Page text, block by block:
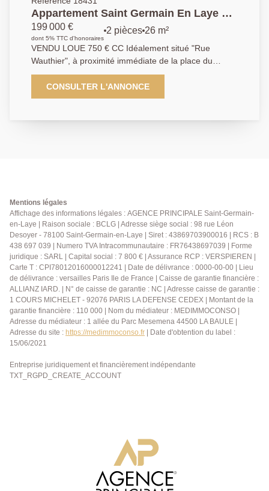
Appartement Saint Germain En Laye 2
pièces26.44 m2
199 000 €
dont 5% TTC d'honoraires
2 pièces 26 m²
VENDU LOUE 750 € CC Idéalement situé "Rue
Wauthier", à proximité immédiate de la place du
Marché de Saint Germain en Laye, des commerces
ainsi que du RER A, l'Agence Principale vous propose
de venir visiter cet appartement en étage d'une petite
salon/cuisine, salle de bains + WC et sa chambre.
CONSULTER L'ANNONCE
Mentions légales
Affichage des informations légales : AGENCE PRINCIPALE Saint-Germain-
en-Laye | Raison sociale : BCLG | Adresse siège social : 98 rue Léon
Desoyer - 78100 Saint-Germain-en-Laye | Siret : 43869703900016 | RCS : B
438 697 039 | Numero TVA Intracommunautaire : FR76438697039 | Forme
juridique : SARL | Capital social : 7 800 € | Assurance RCP : VERSPIEREN |
Carte T : CPI78012016000012241 | Date de délivrance : 0000-00-00 | Lieu
de délivrance : versailles Paris Ile de France | Caisse de garantie financière :
ALLIANZ IARD. | N° de caisse de garantie : NC | Adresse caisse de garantie :
1 COURS MICHELET - 92076 PARIS LA DEFENSE CEDEX | Montant de la
garantie financière : 110 000 | Nom du médiateur : MEDIMMOCONSO |
Adresse du médiateur : 1 allée du Parc Mesemena 44500 LA BAULE |
Adresse du site : https://medimmoconso.fr | Date d'obtention du label :
15/06/2021
Entreprise juridiquement et financièrement indépendante
TXT_RGPD_CREATE_ACCOUNT